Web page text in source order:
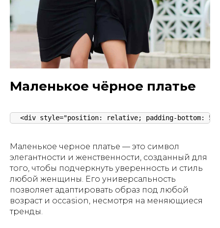
Маленькое чёрное платье
<div style="position: relative; padding-bottom:
Маленькое черное платье — это символ
элегантности и женственности, созданный для
того, чтобы подчеркнуть уверенность и стиль
любой женщины. Его универсальность
позволяет адаптировать образ под любой
возраст и occasion, несмотря на меняющиеся
тренды.